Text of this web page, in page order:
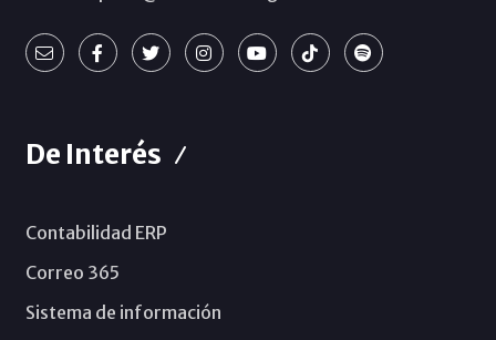
De Interés
Contabilidad ERP
Correo 365
Sistema de información